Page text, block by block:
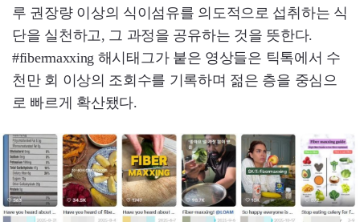
루 권장량 이상의 식이섬유를 의도적으로 섭취하는 식
단을 실천하고, 그 과정을 공유하는 것을 뜻한다.
#fibermaxxing 해시태그가 붙은 영상들은 틱톡에서 수
천만 회 이상의 조회수를 기록하며 젊은 층을 중심으
로 빠르게 확산됐다.